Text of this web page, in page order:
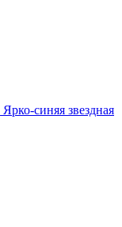
Ярко-синяя звездная